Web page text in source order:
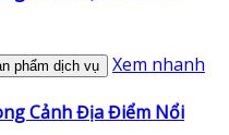
phẩm dịch vụ Xem nhanh
Cảnh Địa Điểm Nổi